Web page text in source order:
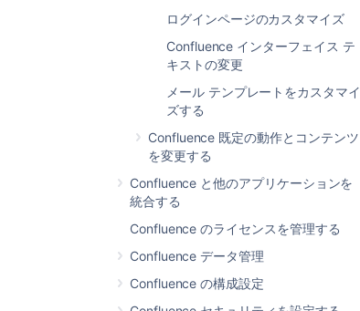
ログインページのカスタマイズ
Confluence インターフェイス テ
キストの変更
メール テンプレートをカスタマイ
ズする
Confluence 既定の動作とコンテンツ
を変更する
Confluence と他のアプリケーションを
統合する
Confluence のライセンスを管理する
Confluence データ管理
Confluence の構成設定